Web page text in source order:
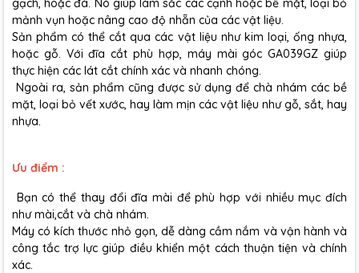
gạch, hoặc đá. Nó giúp làm sắc các cạnh hoặc bề mặt, loại bỏ
mảnh vụn hoặc nâng cao độ nhẵn của các vật liệu.
Sản phẩm có thể cắt qua các vật liệu như kim loại, ống nhựa,
hoặc gỗ. Với đĩa cắt phù hợp, máy mài góc GA039GZ giúp
thực hiện các lát cắt chính xác và nhanh chóng.
Ngoài ra, sản phẩm cũng được sử dụng để chà nhám các bề
mặt, loại bỏ vết xước, hay làm mịn các vật liệu như gỗ, sắt, hay
nhựa.
Ưu điểm :
Bạn có thể thay đổi đĩa mài để phù hợp với nhiều mục đích
như mài,cắt và chà nhám.
Máy có kích thước nhỏ gọn, dễ dàng cầm nắm và vận hành và
công tắc trợ lực giúp điều khiển một cách thuận tiện và chính
xác.